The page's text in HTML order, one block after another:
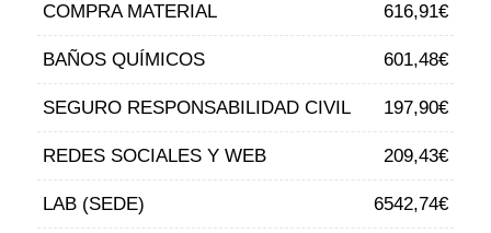
COMPRA MATERIAL 616,91€
BAÑOS QUÍMICOS 601,48€
SEGURO RESPONSABILIDAD CIVIL 197,90€
REDES SOCIALES Y WEB 209,43€
LAB (SEDE) 6542,74€